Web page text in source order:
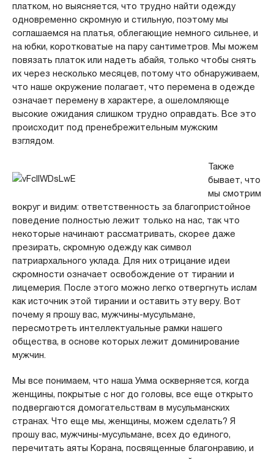
платком, но выясняется, что трудно найти одежду
одновременно скромную и стильную, поэтому мы
соглашаемся на платья, облегающие немного сильнее, и
на юбки, коротковатые на пару сантиметров. Мы можем
повязать платок или надеть абайя, только чтобы снять
их через несколько месяцев, потому что обнаруживаем,
что наше окружение полагает, что перемена в одежде
означает перемену в характере, а ошеломляюще
высокие ожидания слишком трудно оправдать. Все это
происходит под пренебрежительным мужским
взглядом.
Также
бывает, что
мы смотрим
вокруг и видим: ответственность за благопристойное
поведение полностью лежит только на нас, так что
некоторые начинают рассматривать, скорее даже
презирать, скромную одежду как символ
патриархального уклада. Для них отрицание идеи
скромности означает освобождение от тирании и
лицемерия. После этого можно легко отвергнуть ислам
как источник этой тирании и оставить эту веру. Вот
почему я прошу вас, мужчины-мусульмане,
пересмотреть интеллектуальные рамки нашего
общества, в основе которых лежит доминирование
мужчин.
Мы все понимаем, что наша Умма оскверняется, когда
женщины, покрытые с ног до головы, все еще открыто
подвергаются домогательствам в мусульманских
странах. Что еще мы, женщины, можем сделать? Я
прошу вас, мужчины-мусульмане, всех до единого,
перечитать аяты Корана, посвященные благонравию, и